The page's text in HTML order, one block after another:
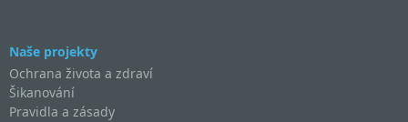
Naše projekty
Ochrana života a zdraví
Šikanování
Pravidla a zásady